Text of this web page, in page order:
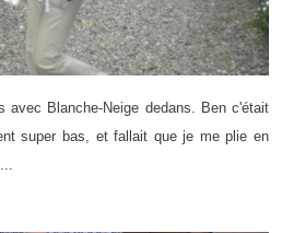
avec Blanche-Neige dedans. Ben c'était
super bas, et fallait que je me plie en